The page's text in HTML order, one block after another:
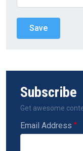
Subscribe
Get awesome
Email Address